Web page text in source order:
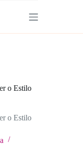
o Estilo
o Estilo